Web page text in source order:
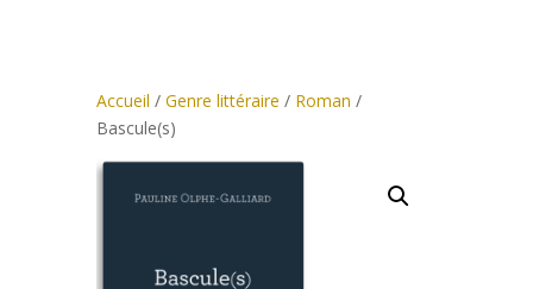
Accueil / Genre littéraire / Roman /
Bascule(s)